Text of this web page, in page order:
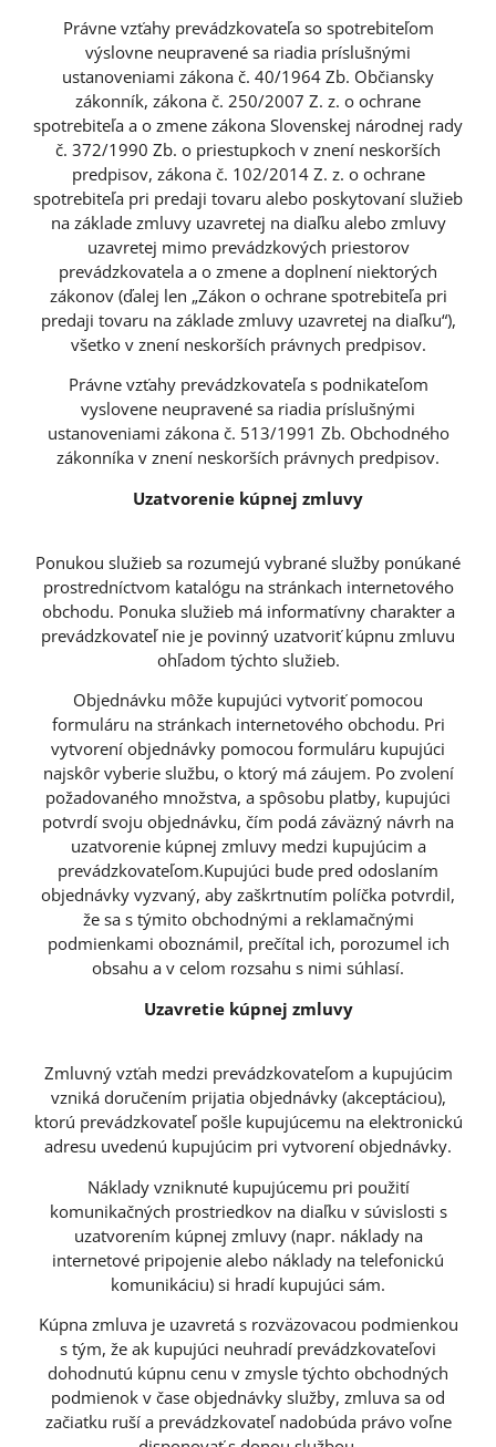
Právne vzťahy prevádzkovateľa so spotrebiteľom
výslovne neupravené sa riadia príslušnými
ustanoveniami zákona č. 40/1964 Zb. Občiansky
zákonník, zákona č. 250/2007 Z. z. o ochrane
spotrebiteľa a o zmene zákona Slovenskej národnej rady
č. 372/1990 Zb. o priestupkoch v znení neskorších
predpisov, zákona č. 102/2014 Z. z. o ochrane
spotrebiteľa pri predaji tovaru alebo poskytovaní služieb
na základe zmluvy uzavretej na diaľku alebo zmluvy
uzavretej mimo prevádzkových priestorov
prevádzkovatela a o zmene a doplnení niektorých
zákonov (ďalej len „Zákon o ochrane spotrebiteľa pri
predaji tovaru na základe zmluvy uzavretej na diaľku“),
všetko v znení neskorších právnych predpisov.
Právne vzťahy prevádzkovateľa s podnikateľom
vyslovene neupravené sa riadia príslušnými
ustanoveniami zákona č. 513/1991 Zb. Obchodného
zákonníka v znení neskorších právnych predpisov.
Uzatvorenie kúpnej zmluvy
Ponukou služieb sa rozumejú vybrané služby ponúkané
prostredníctvom katalógu na stránkach internetového
obchodu. Ponuka služieb má informatívny charakter a
prevádzkovateľ nie je povinný uzatvoriť kúpnu zmluvu
ohľadom týchto služieb.
Objednávku môže kupujúci vytvoriť pomocou
formuláru na stránkach internetového obchodu. Pri
vytvorení objednávky pomocou formuláru kupujúci
najskôr vyberie službu, o ktorý má záujem. Po zvolení
požadovaného množstva, a spôsobu platby, kupujúci
potvrdí svoju objednávku, čím podá záväzný návrh na
uzatvorenie kúpnej zmluvy medzi kupujúcim a
prevádzkovateľom.Kupujúci bude pred odoslaním
objednávky vyzvaný, aby zaškrtnutím políčka potvrdil,
že sa s týmito obchodnými a reklamačnými
podmienkami oboznámil, prečítal ich, porozumel ich
obsahu a v celom rozsahu s nimi súhlasí.
Uzavretie kúpnej zmluvy
Zmluvný vzťah medzi prevádzkovateľom a kupujúcim
vzniká doručením prijatia objednávky (akceptáciou),
ktorú prevádzkovateľ pošle kupujúcemu na elektronickú
adresu uvedenú kupujúcim pri vytvorení objednávky.
Náklady vzniknuté kupujúcemu pri použití
komunikačných prostriedkov na diaľku v súvislosti s
uzatvorením kúpnej zmluvy (napr. náklady na
internetové pripojenie alebo náklady na telefonickú
komunikáciu) si hradí kupujúci sám.
Kúpna zmluva je uzavretá s rozväzovacou podmienkou
s tým, že ak kupujúci neuhradí prevádzkovateľovi
dohodnutú kúpnu cenu v zmysle týchto obchodných
podmienok v čase objednávky služby, zmluva sa od
začiatku ruší a prevádzkovateľ nadobúda právo voľne